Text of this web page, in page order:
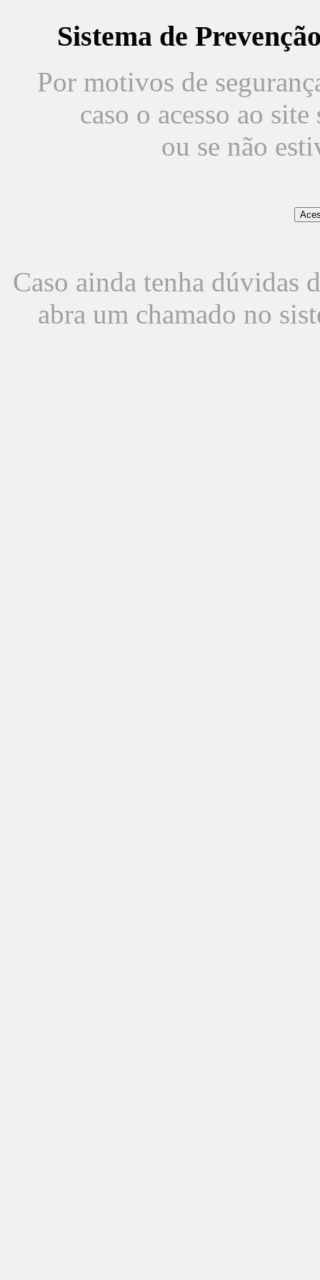
Sistema de
Por motivos de
caso o acesso ao
ou se não
Caso ainda tenha dúvidas
abra um chamado no